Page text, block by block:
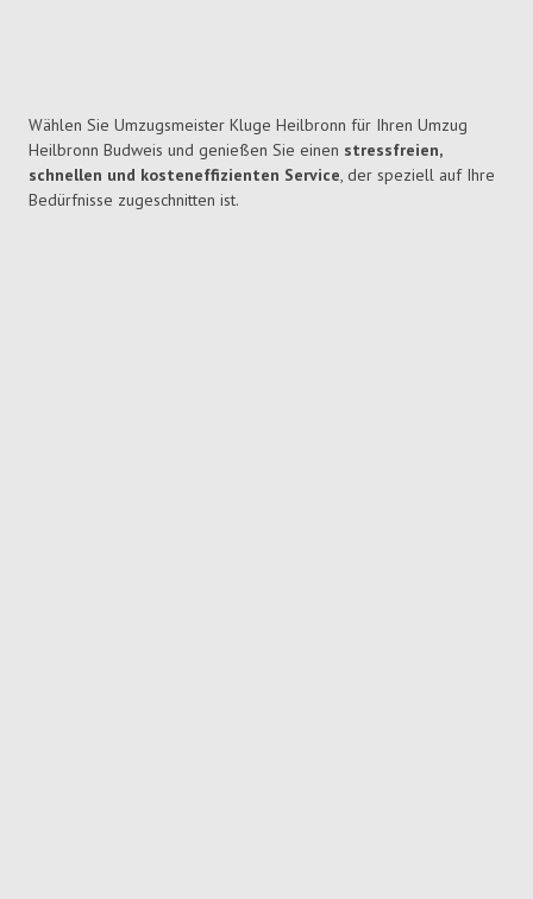
Wählen Sie Umzugsmeister Kluge Heilbronn für Ihren Umzug
Heilbronn Budweis und genießen Sie einen stressfreien,
schnellen und kosteneffizienten Service, der speziell auf Ihre
Bedürfnisse zugeschnitten ist.